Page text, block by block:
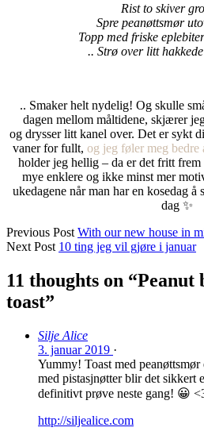
Rist to skiver
Spre peanøttsmør
Topp med friske
.. Strø over litt
.. Smaker helt nydelig! Og skulle
dagen mellom måltidene, skjærer
og drysser litt kanel over. Det er sykt
vaner for fullt, og jeg føler meg bedre
holder jeg hellig – da er det fritt
mye enklere og ikke minst mer
ukedagene når man har en kosedag
dag ✨
Previous Post With our new house in
Next Post 10 ting jeg vil gjøre i januar
11 thoughts on “Peanut
toast”
Silje Alice
3. januar 2019 ·
Yummy! Toast med
med pistasjnøtter blir det sikkert
definitivt prøve neste gang! 😀
http://siljealice.com